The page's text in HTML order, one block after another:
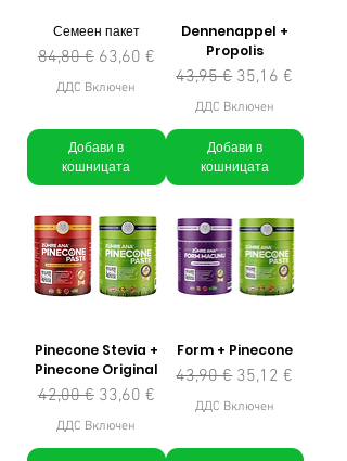
Семеен пакет
Редовна цена
84,80 € Продажна цена
63,60 €
ДДС Включен
Добави в
кошницата
Dennenappel +
Propolis
Редовна цена
43,95 € Продажна цена
35,16 €
ДДС Включен
Добави в
кошницата
Pinecone Stevia +
Pinecone Original
Редовна цена
42,00 € Продажна цена
33,60 €
ДДС Включен
Form + Pinecone
Редовна цена
43,90 € Продажна цена
35,12 €
ДДС Включен